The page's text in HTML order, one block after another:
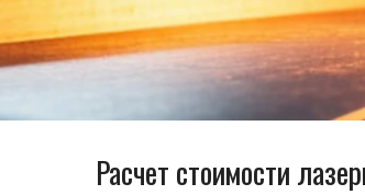
Расчет стоимости